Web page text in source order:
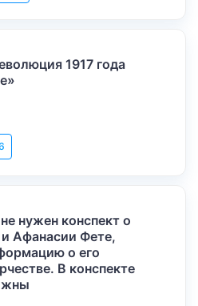
1917 года
нужен конспект о
Афанасии Фете,
о его
В конспекте